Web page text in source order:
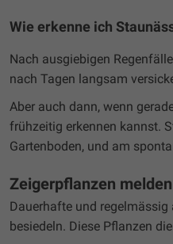
Wie erkenne ich
Nach ausgiebigen
nach Tagen langsam
Aber auch dann, wenn
frühzeitig erkennen kannst.
Gartenboden, und am
Zeigerpflanzen
Dauerhafte und
besiedeln. Diese Pflanzen